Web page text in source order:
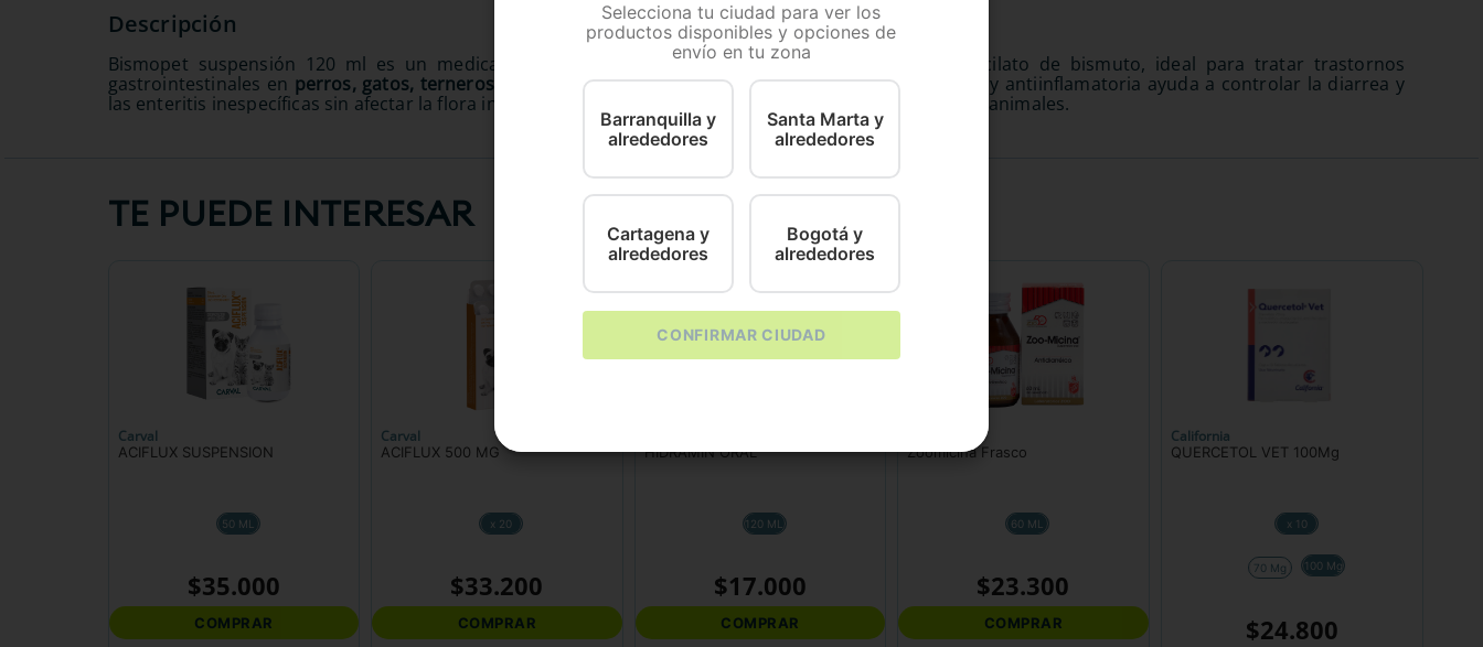
Bismopet suspensión 120 ml es un medicamento veterinario de uso oral formulado con subsalicilato de bismuto, ideal para tratar trastornos
gastrointestinales en perros, gatos, terneros, potros y porcinos. Su acción protectora, antibacteriana y antiinflamatoria ayuda a controlar la diarrea y
las enteritis inespecíficas sin afectar la flora intestinal, mejorando rápidamente la salud digestiva de los animales.
TE PUEDE INTERESAR
Carval
ACIFLUX SUSPENSION
50 ML
$35.000
COMPRAR
Carval
ACIFLUX 500 MG
x 20
$33.200
COMPRAR
HIDRAMIN ORAL
120 ML
$17.000
COMPRAR
Zoomicina Frasco
60 ML
$23.300
COMPRAR
California
QUERCETOL VET 100Mg
x 10
70 Mg 100 Mg
$24.800
Selecciona tu ciudad para ver los
productos disponibles y opciones de
envío en tu zona
Barranquilla y
alrededores
Santa Marta y
alrededores
Cartagena y
alrededores
Bogotá y
alrededores
CONFIRMAR CIUDAD